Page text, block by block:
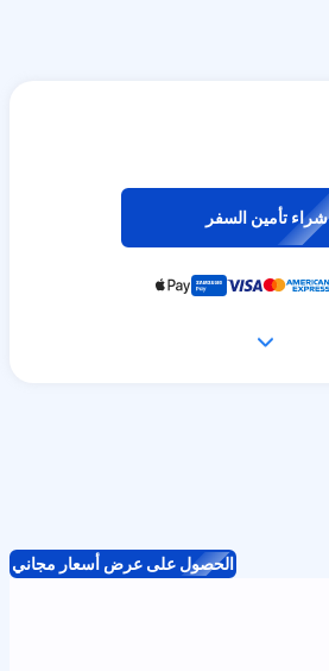
شراء تأمين السفر
الحصول على عرض أسعار مجاني